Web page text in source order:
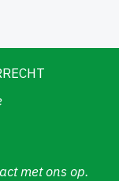
met ons op.